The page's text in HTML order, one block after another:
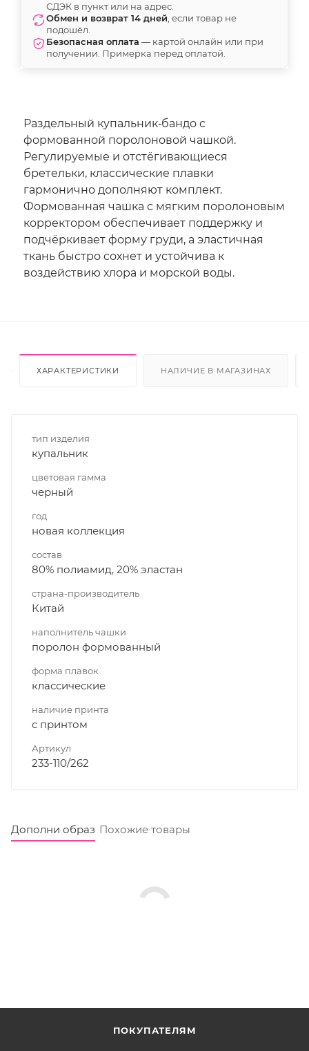
СДЭК в пункт или на адрес.
Обмен и возврат 14 дней , если товар не
подошёл.
Безопасная оплата — картой онлайн или при
получении. Примерка перед оплатой.
Раздельный купальник‑бандо с
формованной поролоновой чашкой.
Регулируемые и отстёгивающиеся
бретельки, классические плавки
гармонично дополняют комплект.
Формованная чашка с мягким поролоновым
корректором обеспечивает поддержку и
подчёркивает форму груди, а эластичная
ткань быстро сохнет и устойчива к
воздействию хлора и морской воды.
ХАРАКТЕРИСТИКИ НАЛИЧИЕ В МАГАЗИНАХ
тип изделия
купальник
цветовая гамма
черный
год
новая коллекция
состав
80% полиамид, 20% эластан
страна-производитель
Китай
наполнитель чашки
поролон формованный
форма плавок
классические
наличие принта
с принтом
Артикул
233-110/262
Дополни образ Похожие товары
ПОКУПАТЕЛЯМ